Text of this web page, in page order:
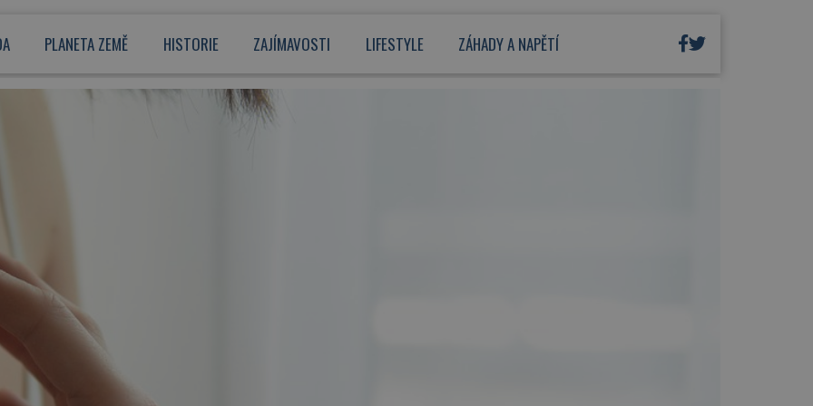
PLANETA ZEMĚ HISTORIE ZAJÍMAVOSTI LIFESTYLE ZÁHADY A NAPĚTÍ